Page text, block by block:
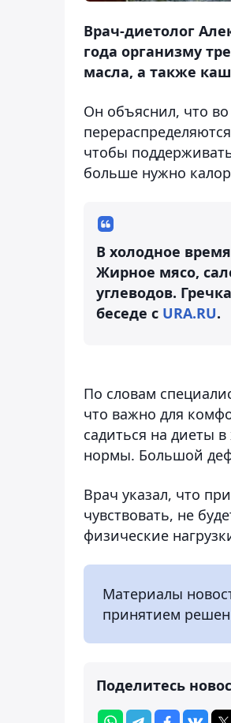
Врач-диетолог
года организму
масла, а также
Он объяснил, что
чтобы
больше нужно
В холодное
Жирное мясо,
углеводов.
беседе с URA.RU.
По словам
что важно для
садиться на диеты
нормы. Большой
Врач указал, что
чувствовать, не
физические
Материалы
принятием
Поделитесь